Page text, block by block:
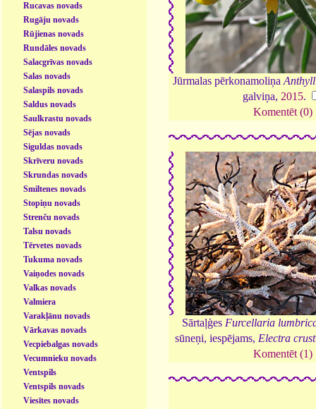
Rucavas novads
Rugāju novads
Rūjienas novads
Rundāles novads
Salacgrīvas novads
Salas novads
Salaspils novads
Saldus novads
Saulkrastu novads
Sējas novads
Siguldas novads
Skrīveru novads
Skrundas novads
Smiltenes novads
Stopiņu novads
Strenču novads
Talsu novads
Tērvetes novads
Tukuma novads
Vaiņodes novads
Valkas novads
Valmiera
Varakļānu novads
Vārkavas novads
Vecpiebalgas novads
Vecumnieku novads
Ventspils
Ventspils novads
Viesītes novads
Jūrmalas pērkonamoliņa
galviņa, 2015.
Komentēt (0)
Sārtaļģes Furcellaria
sūneņi, iespējams, Electra
Komentēt (1)